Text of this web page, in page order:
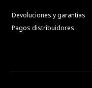
Devoluciones y garantías
Pagos distribuidores